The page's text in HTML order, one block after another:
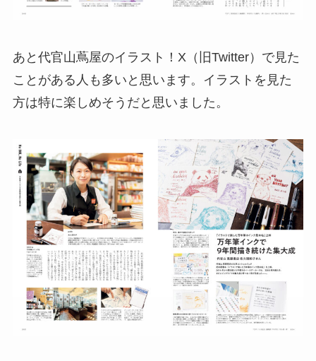
あと代官山蔦屋のイラスト！X（旧Twitter）で見た
ことがある人も多いと思います。イラストを見た
方は特に楽しめそうだと思いました。